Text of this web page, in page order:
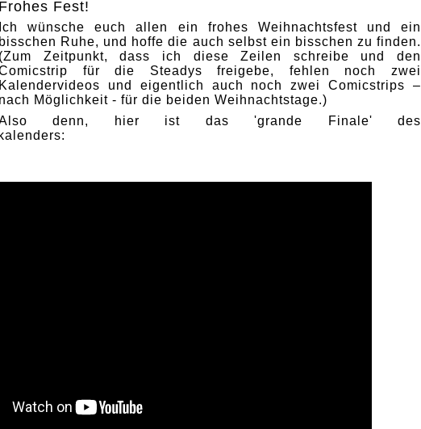
Frohes Fest!
Ich wünsche euch allen ein frohes Weihnachtsfest und ein
bisschen Ruhe, und hoffe die auch selbst ein bisschen zu finden.
(Zum Zeitpunkt, dass ich diese Zeilen schreibe und den
für die Steadys freigebe, fehlen noch zwei
Kalendervideos und eigentlich auch noch zwei Comicstrips –
nach Möglichkeit - für die beiden Weihnachtstage.)
denn, hier ist das 'grande Finale' des